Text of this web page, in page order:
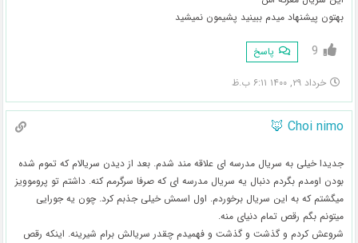
بهتون پیشنهاد میدم ببینید پشیمون نمیشید
9 پاسخ
خرداد ۲۹, ۱۴۰۰ ۶:۱۱ ب.ظ
Choi nimo 🦊
جدیدا خیلی به سریال مدرسه ای علاقه مند شدم. بعد از دیدن سریالام که تموم شده
بودن اومدم بگردم دنبال یه سریال مدرسه ای که صرفا سرگرمم کنه. داشتم تو پروموویز
میگشتم که به این سریال برخوردم. اول اسمش خیلی جذبم کرد. چون یه جورایی
میتونم بگم رقص تمام دنیای منه.
شروعش کردم و گذشت و گذشت و فهمیدم چقدر سریالش برام شیرینه. اینکه رقص